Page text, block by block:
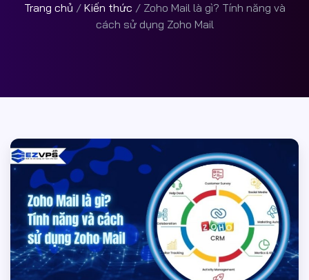
Trang chủ / Kiến thức / Zoho Mail là gì? Tính năng và
cách sử dụng Zoho Mail